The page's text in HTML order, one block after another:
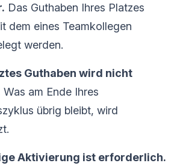
Das Guthaben Ihres Platzes
dem eines Teamkollegen
werden.
Guthaben wird nicht
Was am Ende Ihres
übrig bleibt, wird
Aktivierung ist erforderlich.